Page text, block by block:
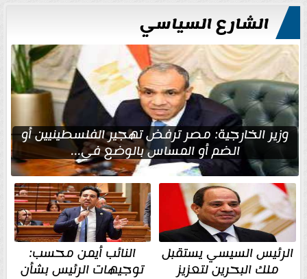
الشارع السياسي
وزير الخارجية: مصر ترفض تهجير الفلسطينيين أو
الضم أو المساس بالوضع في...
الرئيس السيسي يستقبل
ملك البحرين لتعزيز
النائب أيمن محسب:
توجيهات الرئيس بشأن